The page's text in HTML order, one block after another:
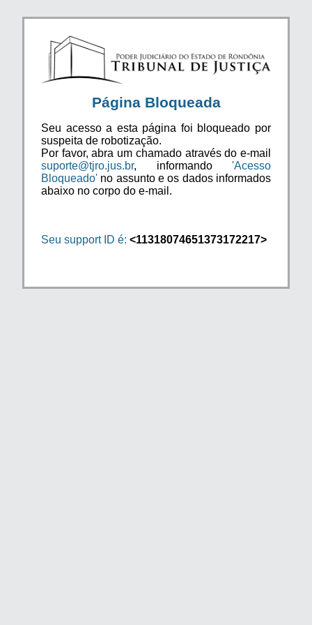
Página Bloqueada
Seu acesso a esta página foi bloqueado por
suspeita de robotização.
Por favor, abra um chamado através do e-mail
suporte@tjro.jus.br, informando 'Acesso
Bloqueado' no assunto e os dados informados
abaixo no corpo do e-mail.
Seu support ID é: <11318074651373172217>